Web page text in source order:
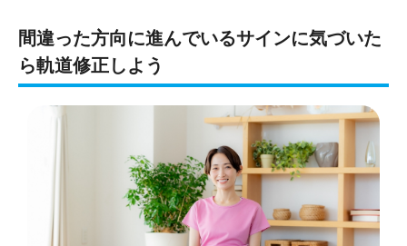
間違った方向に進んでいるサインに気づいた
ら軌道修正しよう